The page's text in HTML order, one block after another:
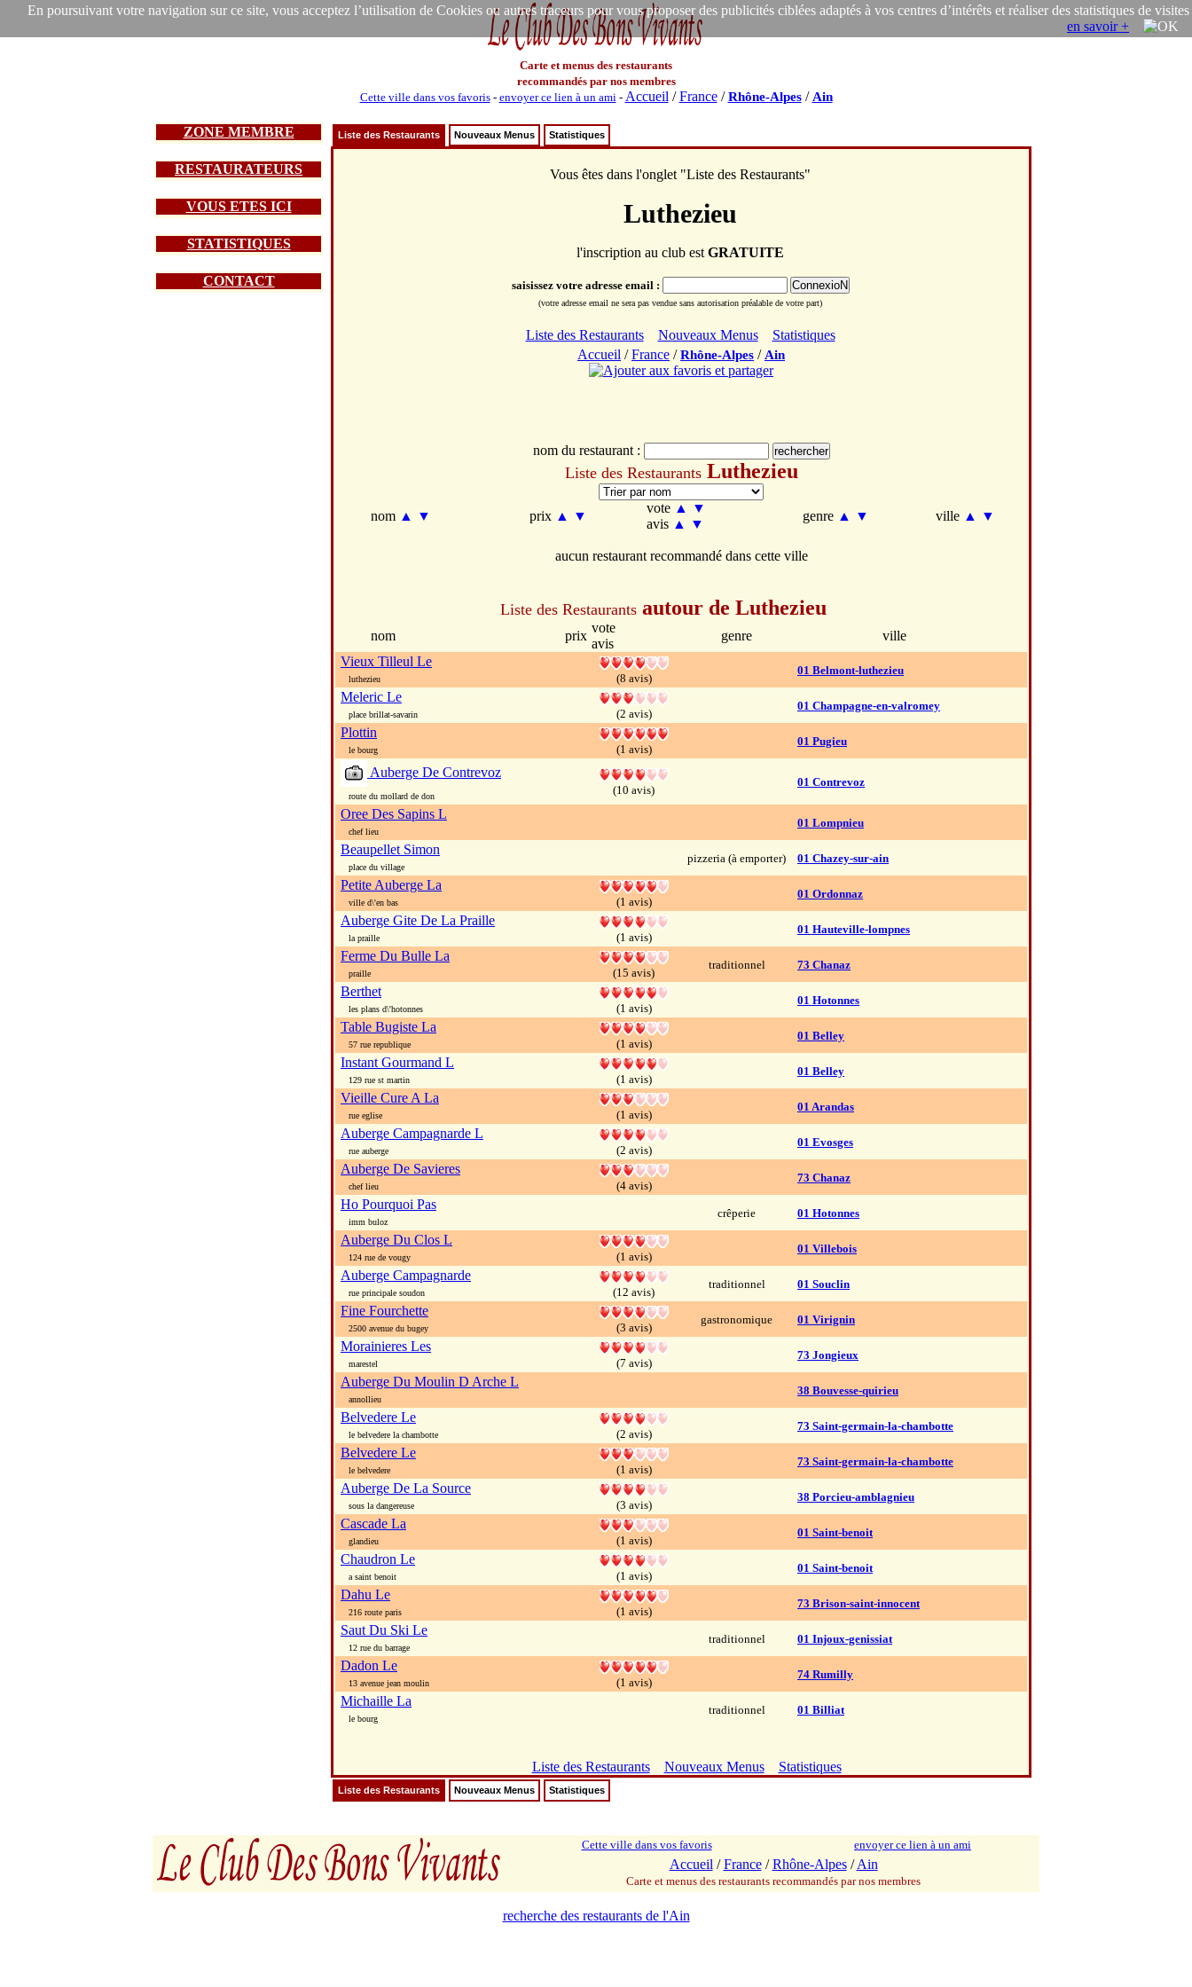
En poursuivant votre navigation sur ce site, vous acceptez l’utilisation de Cookies ou autres traceurs pour vous proposer des publicités ciblées adaptés à vos centres d’intérêts et réaliser des statistiques de visites
en savoir +
Carte et menus des restaurants
recommandés par nos membres
Cette ville dans vos favoris- envoyer ce lien à un ami- Accueil /France/Rhône-Alpes/ Ain
ZONE MEMBRE
RESTAURATEURS
VOUS ETES ICI
STATISTIQUES
CONTACT
Liste des Restaurants Nouveaux Menus Statistiques
Vous êtes dans l'onglet "Liste des Restaurants"
Luthezieu
l'inscription au club est GRATUITE
saisissez votre adresse email :
(votre adresse email ne sera pas vendue sans autorisation préalable de votre part)
Liste des Restaurants Nouveaux Menus
Statistiques
Accueil /France /Rhône-Alpes / Ain
nom du restaurant :
Liste des Restaurants Luthezieu
nom ▲ ▼ prix ▲ ▼
vote ▲
▼
avis ▲ ▼
genre ▲ ▼ ville ▲ ▼
aucun restaurant recommandé dans cette ville
Liste des Restaurants autour de Luthezieu
nom prix
vote
avis
genre
ville
Vieux Tilleul Le
luthezieu (8 avis)
01 Belmont-luthezieu
Meleric Le
place brillat-savarin (2 avis)
01 Champagne-en-valromey
Plottin
le bourg (1 avis)
01 Pugieu
Auberge De Contrevoz
route du mollard de don (10 avis)
01 Contrevoz
Oree Des Sapins L
chef lieu
01 Lompnieu
Beaupellet Simon
place du village
pizzeria (à emporter) 01 Chazey-sur-ain
Petite Auberge La
ville d\'en bas (1 avis)
01 Ordonnaz
Auberge Gite De La Praille
la praille (1 avis)
01 Hauteville-lompnes
Ferme Du Bulle La
praille (15 avis)
traditionnel 73 Chanaz
Berthet
les plans d\'hotonnes (1 avis)
01 Hotonnes
Table Bugiste La
57 rue republique (1 avis)
01 Belley
Instant Gourmand L
129 rue st martin (1 avis)
01 Belley
Vieille Cure A La
rue eglise (1 avis)
01 Arandas
Auberge Campagnarde L
rue auberge (2 avis)
01 Evosges
Auberge De Savieres
chef lieu (4 avis)
73 Chanaz
Ho Pourquoi Pas
imm buloz
crêperie 01 Hotonnes
Auberge Du Clos L
124 rue de vougy (1 avis)
01 Villebois
Auberge Campagnarde
rue principale soudon (12 avis)
traditionnel 01 Souclin
Fine Fourchette
2500 avenue du bugey (3 avis)
gastronomique 01 Virignin
Morainieres Les
marestel (7 avis)
73 Jongieux
Auberge Du Moulin D Arche L
annollieu
38 Bouvesse-quirieu
Belvedere Le
le belvedere la chambotte (2 avis)
73 Saint-germain-la-chambotte
Belvedere Le
le belvedere (1 avis)
73 Saint-germain-la-chambotte
Auberge De La Source
sous la dangereuse (3 avis)
38 Porcieu-amblagnieu
Cascade La
glandieu (1 avis)
01 Saint-benoit
Chaudron Le
a saint benoit (1 avis)
01 Saint-benoit
Dahu Le
216 route paris (1 avis)
73 Brison-saint-innocent
Saut Du Ski Le
12 rue du barrage
traditionnel 01 Injoux-genissiat
Dadon Le
13 avenue jean moulin (1 avis)
74 Rumilly
Michaille La
le bourg
traditionnel 01 Billiat
Liste des Restaurants Nouveaux Menus Statistiques
Liste des Restaurants Nouveaux Menus Statistiques
Cette ville dans vos favoris envoyer ce lien à un ami
Accueil /France/Rhône-Alpes/Ain
Carte et menus des restaurants recommandés par nos membres
recherche des restaurants de l'Ain